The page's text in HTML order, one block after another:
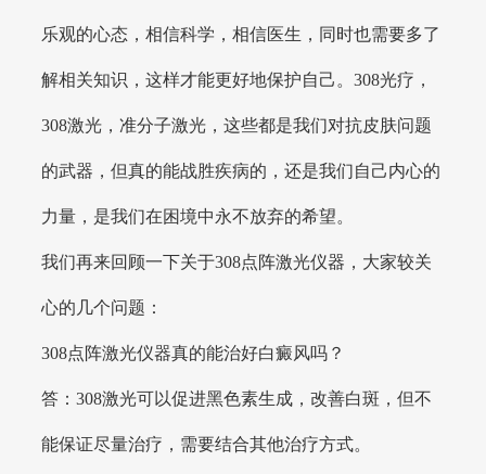
乐观的心态，相信科学，相信医生，同时也需要多了
解相关知识，这样才能更好地保护自己。308光疗，
308激光，准分子激光，这些都是我们对抗皮肤问题
的武器，但真的能战胜疾病的，还是我们自己内心的
力量，是我们在困境中永不放弃的希望。
我们再来回顾一下关于308点阵激光仪器，大家较关
心的几个问题：
308点阵激光仪器真的能治好白癜风吗？
答：308激光可以促进黑色素生成，改善白斑，但不
能保证尽量治疗，需要结合其他治疗方式。